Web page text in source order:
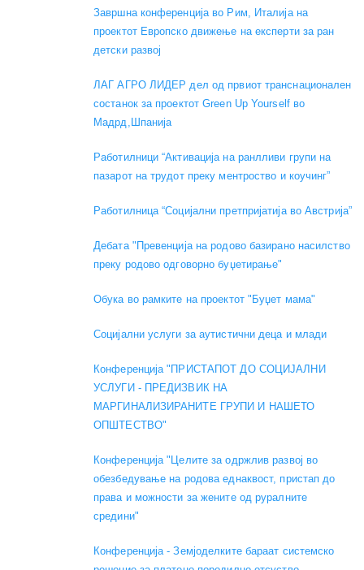
Завршна конференција во Рим, Италија на
проектот Европско движење на експерти за ран
детски развој
ЛАГ АГРО ЛИДЕР дел од првиот транснационален
состанок за проектот Green Up Yourself во
Мадрд,Шпанија
Работилници “Активација на ранлливи групи на
пазарот на трудот преку ментроство и коучинг”
Работилница “Социјални претпријатија во Австрија”
Дебата "Превенција на родово базирано насилство
преку родово одговорно буџетирање"
Обука во рамките на проектот "Буџет мама"
Социјални услуги за аутистични деца и млади
Конференција "ПРИСТАПОТ ДО СОЦИЈАЛНИ
УСЛУГИ - ПРЕДИЗВИК НА
МАРГИНАЛИЗИРАНИТЕ ГРУПИ И НАШЕТО
ОПШТЕСТВО"
Конференција "Целите за одржлив развој во
обезбедување на родова еднаквост, пристап до
права и можности за жените од руралните
средини"
Конференција - Земјоделките бараат системско